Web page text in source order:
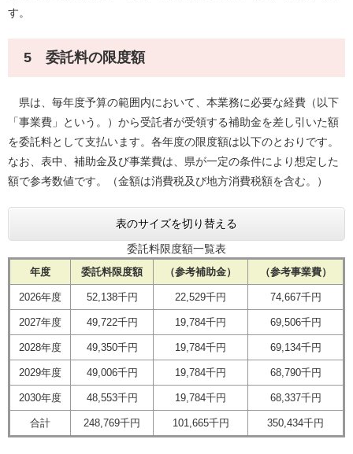
す。
5 委託料の限度額
県は、毎年度予算の範囲内において、本業務に必要な経費（以下
「事業費」という。）から受託者が受領する補助金を差し引いた額
を委託料として支払います。各年度の限度額は以下のとおりです。
なお、表中、補助金及び事業費は、県が一定の条件により想定した
額で参考数値です。（金額は消費税及び地方消費税額を含む。）
表のサイズを切り替える
委託料限度額一覧表
年度 委託料限度額 （参考補助金） （参考事業費）
2026年度 52,138千円 22,529千円 74,667千円
2027年度 49,722千円 19,784千円 69,506千円
2028年度 49,350千円 19,784千円 69,134千円
2029年度 49,006千円 19,784千円 68,790千円
2030年度 48,553千円 19,784千円 68,337千円
合計 248,769千円 101,665千円 350,434千円